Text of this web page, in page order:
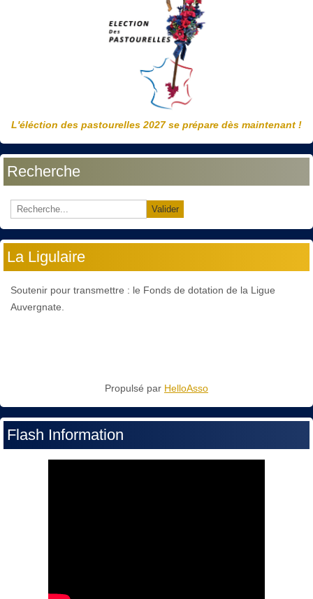
L'éléction des pastourelles 2027 se prépare dès maintenant !
Recherche
Valider
La Ligulaire
Soutenir pour transmettre : le Fonds de dotation de la Ligue
Auvergnate.
Propulsé par HelloAsso
Flash Information